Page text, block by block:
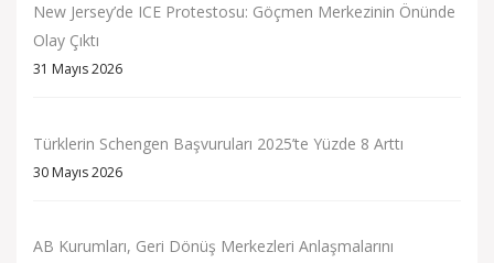
New Jersey’de ICE Protestosu: Göçmen Merkezinin Önünde
Olay Çıktı
31 Mayıs 2026
Türklerin Schengen Başvuruları 2025’te Yüzde 8 Arttı
30 Mayıs 2026
AB Kurumları, Geri Dönüş Merkezleri Anlaşmalarını